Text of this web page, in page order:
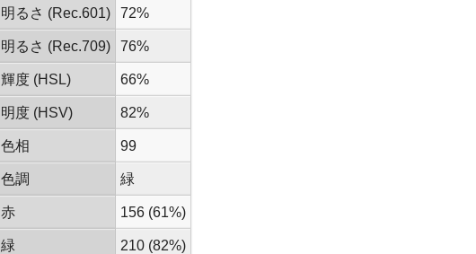
明るさ (Rec.601) 72%
明るさ (Rec.709) 76%
輝度 (HSL) 66%
明度 (HSV) 82%
色相 99
色調 緑
赤 156 (61%)
緑 210 (82%)